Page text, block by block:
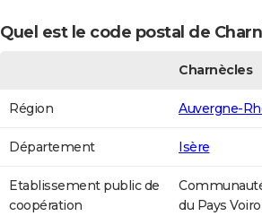
Quel est le code postal de
Charnècles
Région Auvergne-
Département Isère
Etablissement public de
coopération
du Pays